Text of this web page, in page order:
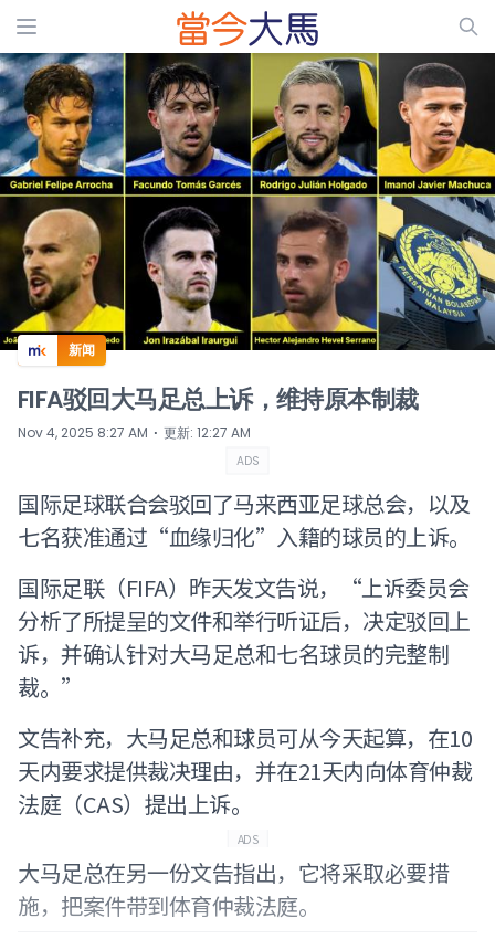
ADS
新闻
FIFA驳回大马足总上诉，维持原本制裁
Nov 4, 2025 8:27 AM ⋅ 更新: 12:27 AM
ADS
国际足球联合会驳回了马来西亚足球总会，以及
七名获准通过“血缘归化”入籍的球员的上诉。
国际足联（FIFA）昨天发文告说，“上诉委员会
分析了所提呈的文件和举行听证后，决定驳回上
诉，并确认针对大马足总和七名球员的完整制
裁。”
文告补充，大马足总和球员可从今天起算，在10
天内要求提供裁决理由，并在21天内向体育仲裁
法庭（CAS）提出上诉。
ADS
大马足总在另一份文告指出，它将采取必要措
施，把案件带到体育仲裁法庭。